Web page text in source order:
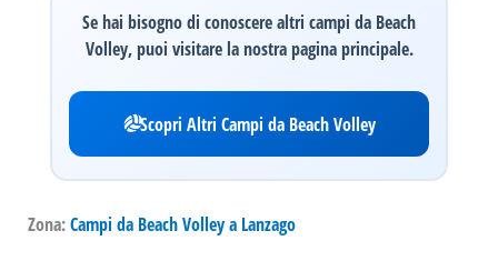
Se hai bisogno di conoscere altri campi da Beach
Volley, puoi visitare la nostra pagina principale.
Scopri Altri Campi da Beach Volley
Zona:Campi da Beach Volley a Lanzago